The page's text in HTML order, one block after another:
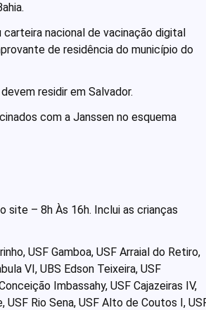
nacional de vacinação digital
de residência do município do
residir em Salvador.
com a Janssen no esquema
site – 8h Às 16h. Inclui as crianças
USF Gamboa, USF Arraial do Retiro,
VI, UBS Edson Teixeira, USF
Imbassahy, USF Cajazeiras IV,
Rio Sena, USF Alto de Coutos I,